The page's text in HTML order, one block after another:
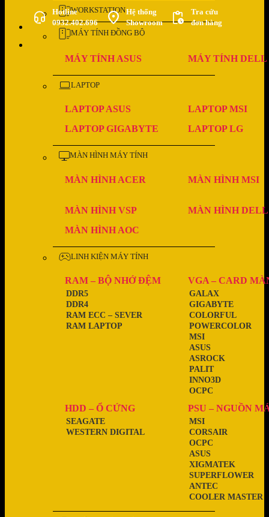
Hotline
0932.402.696
Hệ thống
Showroom
Tra cứu
đơn hàng
WORKSTATION
MÁY TÍNH ĐỒNG BỘ
MÁY TÍNH ASUS MÁY TÍNH DELL
LAPTOP
LAPTOP ASUS
LAPTOP MSI
LAPTOP GIGABYTE
LAPTOP LG
MÀN HÌNH MÁY TÍNH
MÀN HÌNH ACER MÀN HÌNH MSI
MÀN HÌNH VSP
MÀN HÌNH DELL
MÀN HÌNH AOC
LINH KIỆN MÁY TÍNH
RAM – BỘ NHỚ ĐỆM
RAM LAPTOP
RAM ECC – SEVER
DDR4
DDR5
VGA – CARD
OCPC
INNO3D
PALIT
ASROCK
ASUS
MSI
POWERCOLOR
COLORFUL
GIGABYTE
GALAX
HDD – Ổ CỨNG
WESTERN DIGITAL
SEAGATE
PSU – NGUỒN
COOLER MASTER
ANTEC
SUPERFLOWER
XIGMATEK
ASUS
OCPC
CORSAIR
MSI